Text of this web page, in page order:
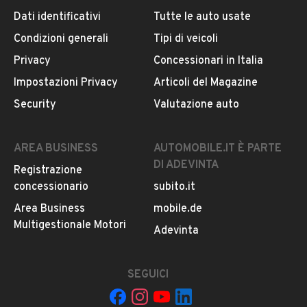
Altro
ABS
Accensione elettrica
Marmitta catalitica
Il veicolo è ancora disponibile?
Il prezzo è trattabile?
Offrite finanziamenti?
Accettate permute?
È possibile vedere più foto?
Dati identificativi
Condizioni generali
Privacy
Impostazioni Privacy
Security
Tutte le auto usate
Tipi di veicoli
Concessionari in Italia
Articoli del Magazine
Valutazione auto
AREA BUSINESS
Registrazione
concessionario
Area Business
Multigestionale Motori
AUTOMOBILE.IT È PARTE
DI ADEVINTA
subito.it
mobile.de
Adevinta
SEGUICI